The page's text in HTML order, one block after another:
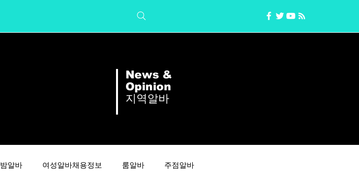
News &
Opinion
지역알바
밤알바 여성알바채용정보 룸알바 주점알바